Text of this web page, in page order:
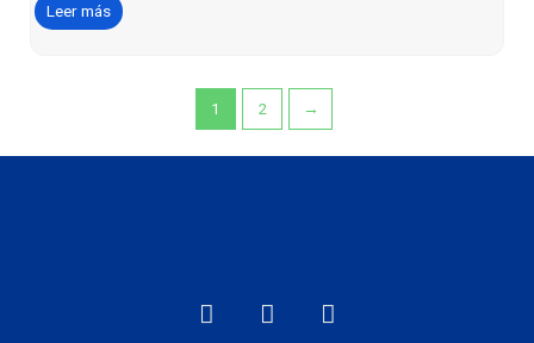
Leer más
1 2 →
F
a
I
n
W
h